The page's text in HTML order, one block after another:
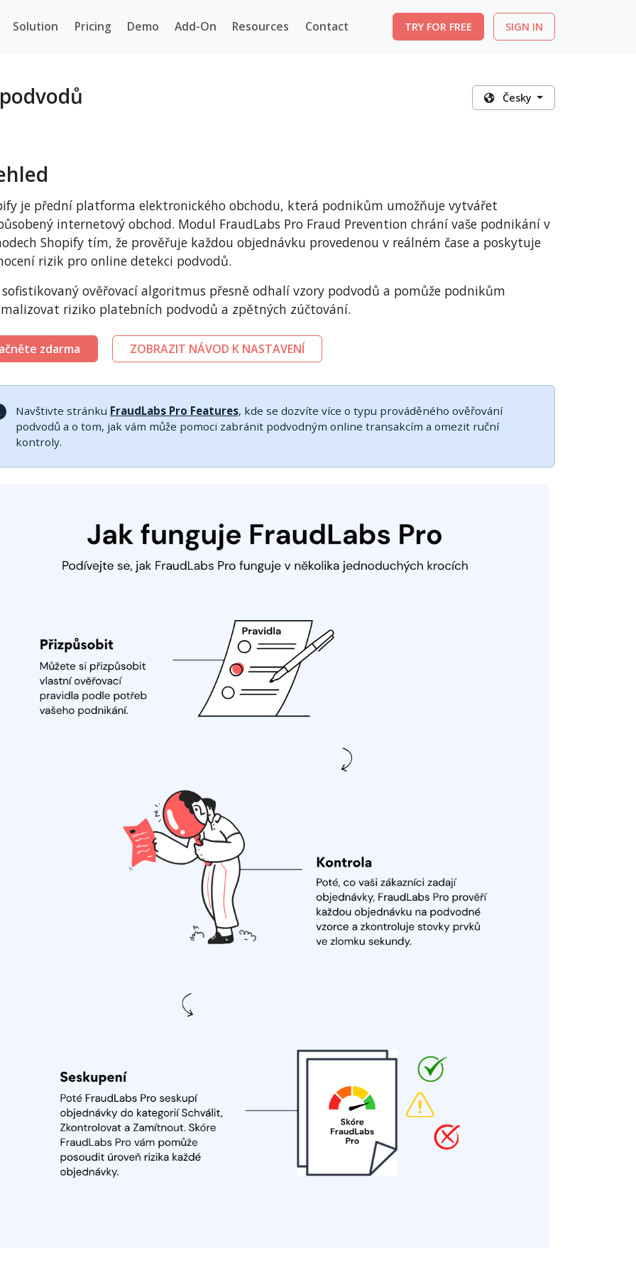
Solution Pricing Demo Add-On Resources Contact TRY FOR FREE SIGN IN
Česky
je přední platforma elektronického obchodu, která podnikům umožňuje vytvářet
internetový obchod. Modul FraudLabs Pro Fraud Prevention chrání vaše podnikání v
Shopify tím, že prověřuje každou objednávku provedenou v reálném čase a poskytuje
rizik pro online detekci podvodů.
sofistikovaný ověřovací algoritmus přesně odhalí vzory podvodů a pomůže podnikům
riziko platebních podvodů a zpětných zúčtování.
zdarma ZOBRAZIT NÁVOD K NASTAVENÍ
Navštivte stránku FraudLabs Pro Features, kde se dozvíte více o typu prováděného ověřování
podvodů a o tom, jak vám může pomoci zabránit podvodným online transakcím a omezit ruční
kontroly.